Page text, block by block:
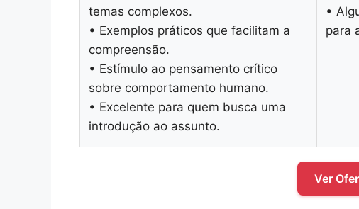
temas complexos.
• Exemplos práticos que facilitam a
compreensão.
• Estímulo ao pensamento crítico
sobre comportamento humano.
• Excelente para quem busca uma
introdução ao assunto.
•
para
Ver